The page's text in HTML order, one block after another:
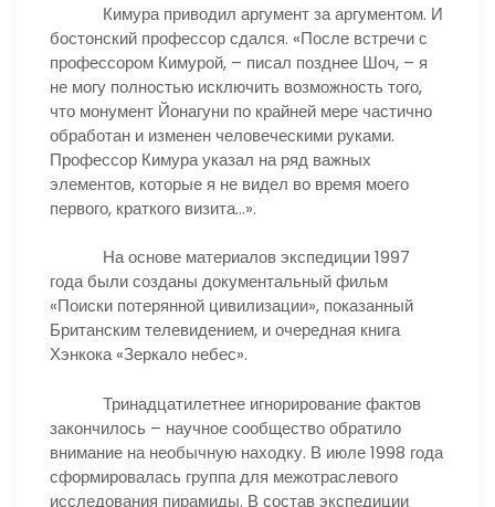
Кимура приводил аргумент за аргументом. И
бостонский профессор сдался. «После встречи с
профессором Кимурой, – писал позднее Шоч, – я
не могу полностью исключить возможность того,
что монумент Йонагуни по крайней мере частично
обработан и изменен человеческими руками.
Профессор Кимура указал на ряд важных
элементов, которые я не видел во время моего
первого, краткого визита…».
На основе материалов экспедиции 1997
года были созданы документальный фильм
«Поиски потерянной цивилизации», показанный
Британским телевидением, и очередная книга
Хэнкока «Зеркало небес».
Тринадцатилетнее игнорирование фактов
закончилось – научное сообщество обратило
внимание на необычную находку. В июле 1998 года
сформировалась группа для межотраслевого
исследования пирамиды. В состав экспедиции